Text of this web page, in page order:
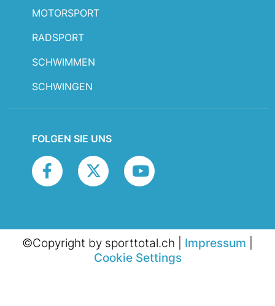
MOTORSPORT
RADSPORT
SCHWIMMEN
SCHWINGEN
FOLGEN SIE UNS
©Copyright by sporttotal.ch | Impressum
Cookie Settings